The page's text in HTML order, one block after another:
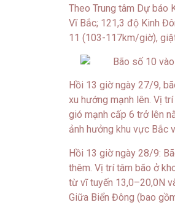
Theo Trung tâm Dự báo
Vĩ Bắc; 121,3 độ Kinh
11 (103-117km/giờ),
Hồi 13 giờ ngày 27/9,
xu hướng mạnh lên. Vị
gió mạnh cấp 6 trở lên
ảnh hưởng khu vực Bắc
Hồi 13 giờ ngày 28/9:
thêm. Vị trí tâm bão ở
từ vĩ tuyến 13,0–20,0N
Giữa Biển Đông (bao